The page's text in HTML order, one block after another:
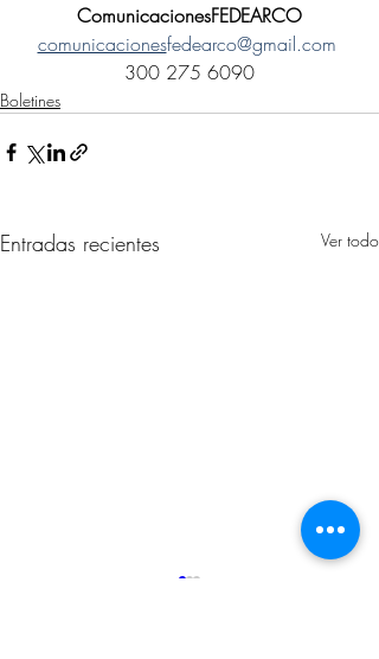
ComunicacionesFEDEARCO
comunicacionesfedearco@gmail.com
300 275 6090
Boletines
Entradas recientes Ver todo